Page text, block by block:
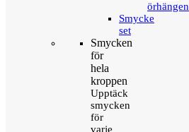
örhängen
Smycke
set
Smycken
för
hela
kroppen
Upptäck
smycken
för
varje